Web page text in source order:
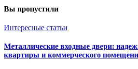
Вы пропустили
Интересные статьи
Металлические входные двери:
квартиры и коммерческого